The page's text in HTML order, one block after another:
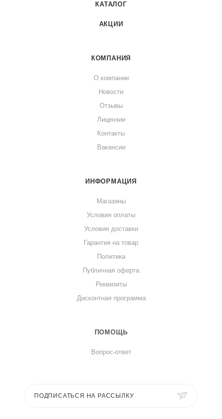
КАТАЛОГ
АКЦИИ
КОМПАНИЯ
О компании
Новости
Отзывы
Лицензии
Контакты
Вакансии
ИНФОРМАЦИЯ
Магазины
Условия оплаты
Условия доставки
Гарантия на товар
Политика
Публичная оферта
Реквизиты
Дисконтная программа
ПОМОЩЬ
Вопрос-ответ
ПОДПИСАТЬСЯ НА РАССЫЛКУ